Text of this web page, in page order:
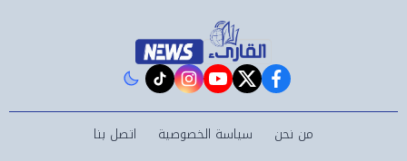
facebook
twitter
youtube
instagram
tiktok
من نحن سياسة الخصوصية اتصل بنا